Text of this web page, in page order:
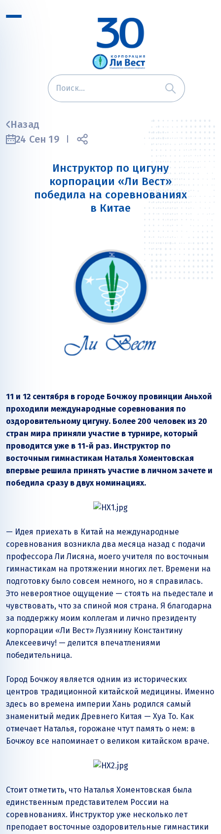
Назад
24 Сен 19
Инструктор по цигуну
корпорации «Ли Вест»
победила на соревнованиях
в Китае
11 и 12 сентября в городе Бочжоу провинции Аньхой
проходили международные соревнования по
оздоровительному цигуну. Более 200 человек из 20
стран мира приняли участие в турнире, который
проводится уже в 11-й раз. Инструктор по
восточным гимнастикам Наталья Хоментовская
впервые решила принять участие в личном зачете и
победила сразу в двух номинациях.
— Идея приехать в Китай на международные
соревнования возникла два месяца назад с подачи
профессора Ли Лисяна, моего учителя по восточным
гимнастикам на протяжении многих лет. Времени на
подготовку было совсем немного, но я справилась.
Это невероятное ощущение — стоять на пьедестале и
чувствовать, что за спиной моя страна. Я благодарна
за поддержку моим коллегам и лично президенту
корпорации «Ли Вест» Лузянину Константину
Алексеевичу! — делится впечатлениями
победительница.
Город Бочжоу является одним из исторических
центров традиционной китайской медицины. Именно
здесь во времена империи Хань родился самый
знаменитый медик Древнего Китая — Хуа То. Как
отмечает Наталья, горожане чтут память о нем: в
Бочжоу все напоминает о великом китайском враче.
Стоит отметить, что Наталья Хоментовская была
единственным представителем России на
соревнованиях. Инструктор уже несколько лет
преподает восточные оздоровительные гимнастики